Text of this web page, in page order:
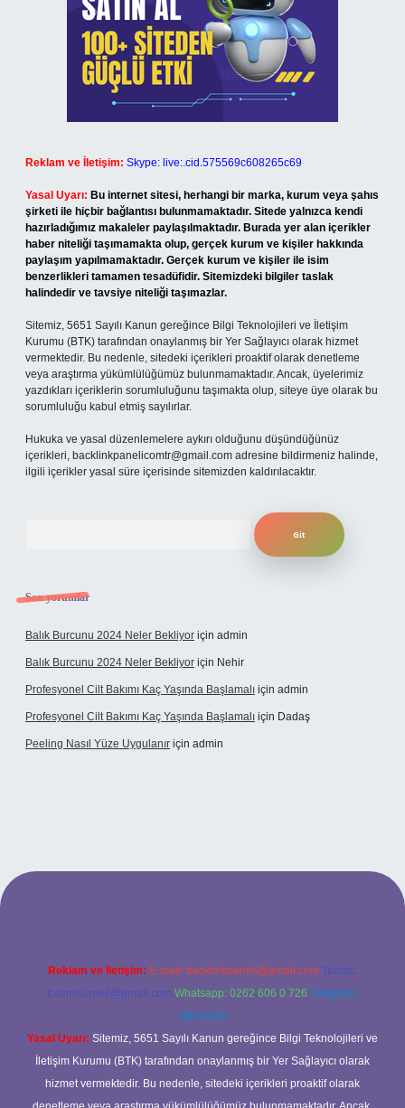
Reklam ve İletişim: Skype: live:.cid.575569c608265c69
Yasal Uyarı: Bu internet sitesi, herhangi bir marka, kurum veya şahıs
şirketi ile hiçbir bağlantısı bulunmamaktadır. Sitede yalnızca kendi
hazırladığımız makaleler paylaşılmaktadır. Burada yer alan içerikler
haber niteliği taşımamakta olup, gerçek kurum ve kişiler hakkında
paylaşım yapılmamaktadır. Gerçek kurum ve kişiler ile isim
benzerlikleri tamamen tesadüfidir. Sitemizdeki bilgiler taslak
halindedir ve tavsiye niteliği taşımazlar.
Sitemiz, 5651 Sayılı Kanun gereğince Bilgi Teknolojileri ve İletişim
Kurumu (BTK) tarafından onaylanmış bir Yer Sağlayıcı olarak hizmet
vermektedir. Bu nedenle, sitedeki içerikleri proaktif olarak denetleme
veya araştırma yükümlülüğümüz bulunmamaktadır. Ancak, üyelerimiz
yazdıkları içeriklerin sorumluluğunu taşımakta olup, siteye üye olarak bu
sorumluluğu kabul etmiş sayılırlar.
Hukuka ve yasal düzenlemelere aykırı olduğunu düşündüğünüz
içerikleri, backlinkpanelicomtr@gmail.com adresine bildirmeniz halinde,
ilgili içerikler yasal süre içerisinde sitemizden kaldırılacaktır.
Son yorumlar
Balık Burcunu 2024 Neler Bekliyor için admin
Balık Burcunu 2024 Neler Bekliyor için Nehir
Profesyonel Cilt Bakımı Kaç Yaşında Başlamalı için admin
Profesyonel Cilt Bakımı Kaç Yaşında Başlamalı için Dadaş
Peeling Nasıl Yüze Uygulanır için admin
Reklam ve İletişim: E-mail: backlinkpaneli@gmail.com Teams:
forumhizmeti@gmail.com Whatsapp: 0262 606 0 726 Telegram:
@karabul
Yasal Uyarı: Sitemiz, 5651 Sayılı Kanun gereğince Bilgi Teknolojileri ve
İletişim Kurumu (BTK) tarafından onaylanmış bir Yer Sağlayıcı olarak
hizmet vermektedir. Bu nedenle, sitedeki içerikleri proaktif olarak